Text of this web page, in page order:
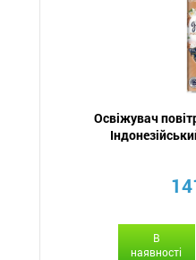
Освіжувач
В
наявності